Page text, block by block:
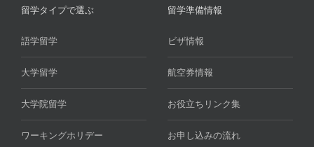
留学タイプで選ぶ
語学留学
大学留学
大学院留学
ワーキングホリデー
留学準備情報
ビザ情報
航空券情報
お役立ちリンク集
お申し込みの流れ